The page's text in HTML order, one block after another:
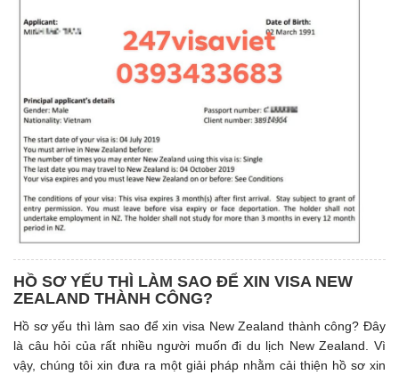
HỒ SƠ YẾU THÌ LÀM SAO ĐỂ XIN VISA NEW
ZEALAND THÀNH CÔNG?
Hồ sơ yếu thì làm sao để xin visa New Zealand thành công? Đây
là câu hỏi của rất nhiều người muốn đi du lịch New Zealand. Vì
vậy, chúng tôi xin đưa ra một giải pháp nhằm cải thiện hồ sơ xin